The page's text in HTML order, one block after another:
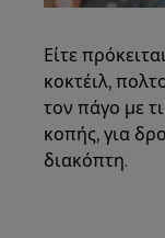
Είτε
κοκτέιλ,
τον πάγο με
κοπής, για
διακόπτη.